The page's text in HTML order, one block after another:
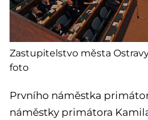
Zastupitelstvo města
foto
Prvního náměstka
náměstky primátora